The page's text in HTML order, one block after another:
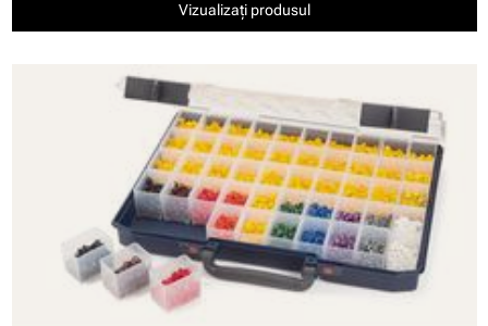
Vizualizați produsul